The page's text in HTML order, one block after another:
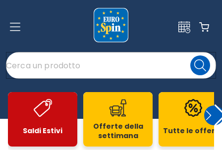
Saldi Estivi
Offerte della
settimana
Tutte le